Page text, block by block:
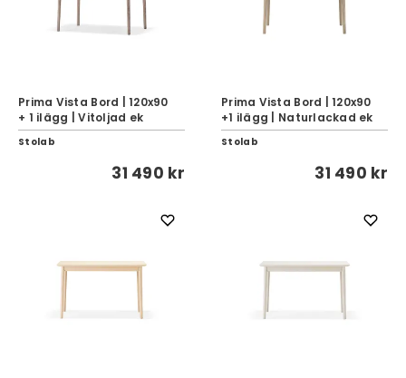
Prima Vista Bord | 120x90
+ 1 ilägg | Vitoljad ek
Stolab
31 490 kr
Prima Vista Bord | 120x90
+1 ilägg | Naturlackad ek
Stolab
31 490 kr